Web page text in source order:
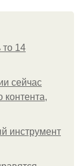
14
сейчас
контента,
инструмент